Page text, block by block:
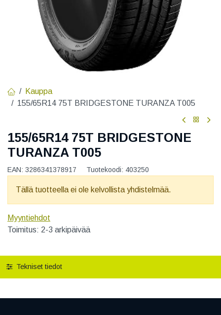
Kauppa
155/65R14 75T BRIDGESTONE TURANZA T005
155/65R14 75T BRIDGESTONE
TURANZA T005
EAN: 3286341378917 Tuotekoodi: 403250
Tällä tuotteella ei ole kelvollista yhdistelmää.
Myyntiehdot
Toimitus: 2-3 arkipäivää
Tekniset tiedot